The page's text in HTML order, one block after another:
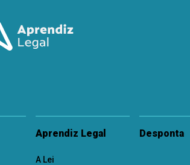
Aprendiz Legal
A Lei
Desponta